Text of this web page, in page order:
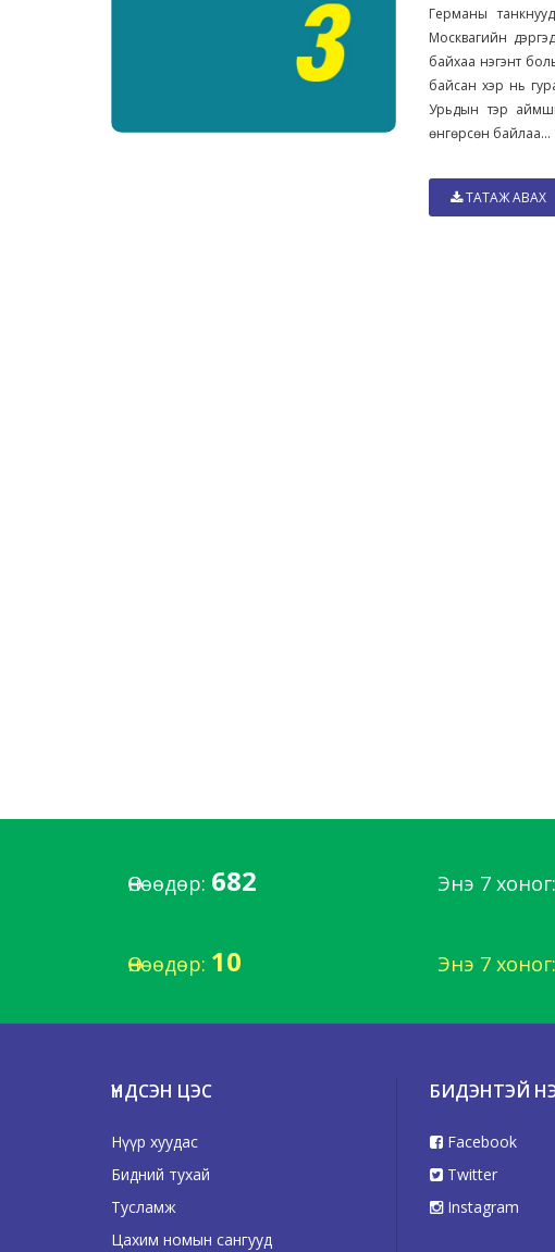
Германы
Москвагийн
байхаа нэгэнт
байсан хэр нь
Урьдын тэр
өнгөрсөн байлаа...
ТАТАЖ АВАХ
Өнөөдөр: 682 Энэ 7 хоног:
Өнөөдөр: 10 Энэ 7 хоног:
ҮНДСЭН ЦЭС
Нүүр хуудас
Бидний тухай
Тусламж
Цахим номын сангууд
БИДЭНТЭЙ
Facebook
Twitter
Instagram